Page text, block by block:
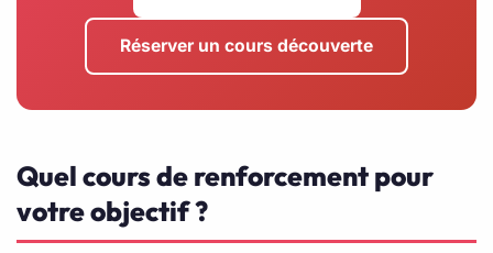
Réserver un cours découverte
Quel cours de renforcement pour
votre objectif ?